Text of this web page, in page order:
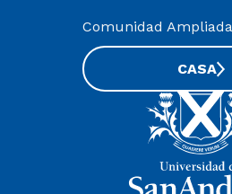
Comunidad
CASA